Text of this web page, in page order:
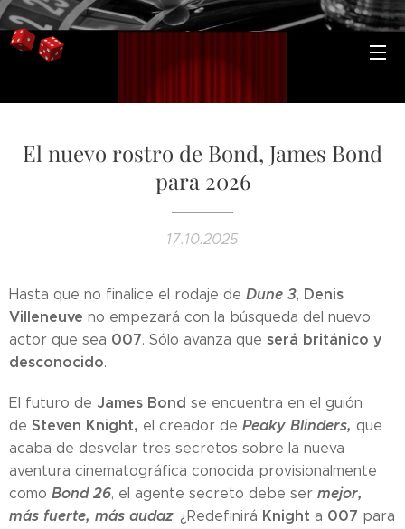
El nuevo rostro de Bond, James Bond
para 2026
17.10.2025
Hasta que no finalice el rodaje de Dune 3, Denis
Villeneuve no empezará con la búsqueda del nuevo
actor que sea 007. Sólo avanza que será británico y
desconocido.
El futuro de James Bond se encuentra en el guión
de Steven Knight, el creador de Peaky Blinders, que
acaba de desvelar tres secretos sobre la nueva
aventura cinematográfica conocida provisionalmente
como Bond 26, el agente secreto debe ser mejor,
más fuerte, más audaz, ¿Redefinirá Knight a 007 para